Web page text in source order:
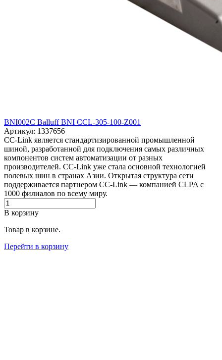
BNI002C Balluff BNI CCL-305-100-Z001
Артикул: 1337656
CC-Link является стандартизированной промышленной
шиной, разработанной для подключения самых различных
компонентов систем автоматизации от разных
производителей. CC-Link уже стала основной технологией
полевых шин в странах Азии. Открытая структура сети
поддерживается партнером CC-Link — компанией CLPA с
1000 филиалов по всему миру.
В корзину
Товар в корзине.
Перейти в корзину